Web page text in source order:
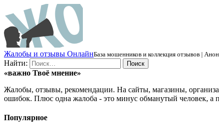
Жалобы и отзывы ОнлайнБаза мошенников и коллекция отзывов |
Найти:
«важно Твоё мнение»
Жалобы, отзывы, рекомендации. На сайты, магазины,
ошибок. Плюс одна жалоба - это минус обманутый человек, а
Популярное